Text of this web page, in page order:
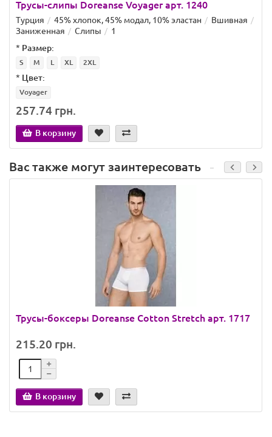
Трусы-слипы Doreanse Voyager арт. 1240
Турция 45% хлопок, 45% модал, 10% эластан
Вшивная
Заниженная
Слипы
1
* Размер:
S M L XL 2XL
* Цвет:
Voyager
257.74 грн.
В корзину
Вас также могут заинтересовать
Трусы-боксеры Doreanse Cotton Stretch арт. 1717
215.20 грн.
В корзину